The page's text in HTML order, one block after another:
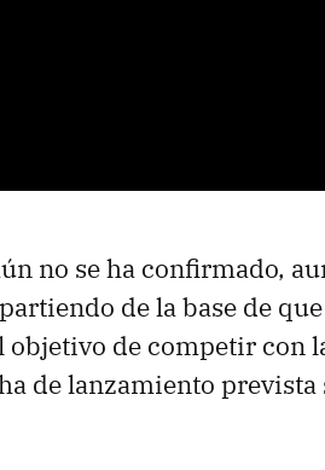
no se ha confirmado,
de la base de
objetivo de competir con
de lanzamiento prevista